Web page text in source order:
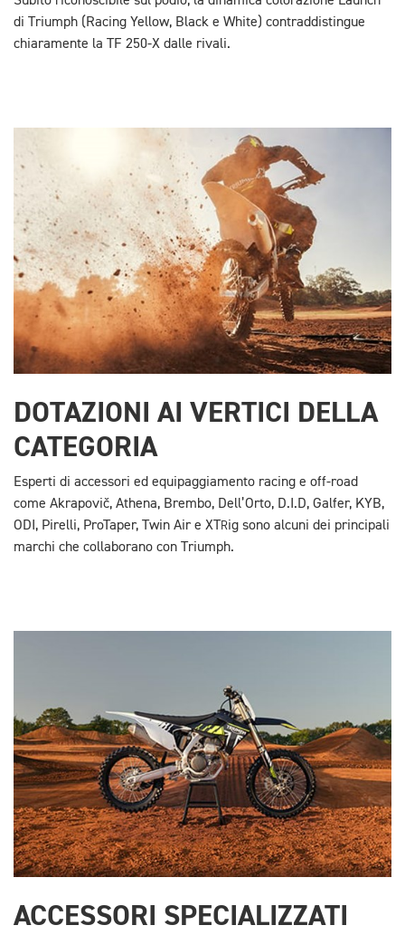
di Triumph (Racing Yellow, Black e White) contraddistingue
chiaramente la TF 250-X dalle rivali.
DOTAZIONI AI VERTICI DELLA
CATEGORIA
Esperti di accessori ed equipaggiamento racing e off-road
come Akrapovič, Athena, Brembo, Dell’Orto, D.I.D, Galfer, KYB,
ODI, Pirelli, ProTaper, Twin Air e XTRig sono alcuni dei principali
marchi che collaborano con Triumph.
ACCESSORI SPECIALIZZATI